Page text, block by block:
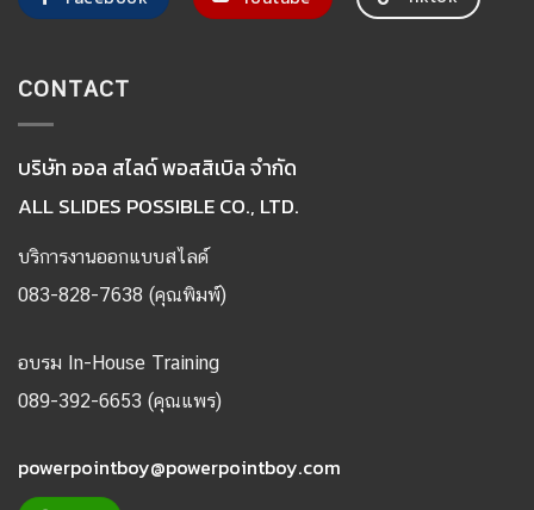
CONTACT
บริษัท ออล สไลด์ พอสสิเบิล จำกัด
ALL SLIDES POSSIBLE CO., LTD.
บริการงานออกแบบสไลด์
083-828-7638 (คุณพิมพ์)
อบรม In-House Training
089-392-6653 (คุณแพร)
powerpointboy@powerpointboy.com